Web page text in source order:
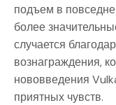
подъем в
более
случается
вознаграждения,
нововведения
приятных чувств.